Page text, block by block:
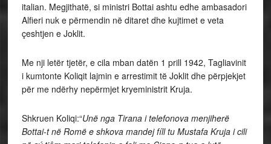
italian. Megjithatë, si ministri Bottai ashtu edhe ambasadori
Alfieri nuk e përmendin në ditaret dhe kujtimet e veta
çeshtjen e Joklit.
Me nji letër tjetër, e cila mban datën 1 prill 1942, Tagliavinit
i kumtonte Koliqit lajmin e arrestimit të Joklit dhe përpjekjet
për me ndërhy nepërmjet kryeministrit Kruja.
Shkruen Koliqi:“Unë nga Tirana i telefonova menjiherë
Bottai-t në Romë e shkova mandej fíll tu Mustafa Kruja i cili